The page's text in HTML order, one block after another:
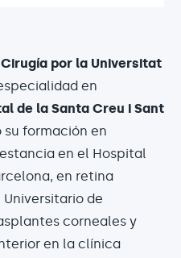
por la Universitat
en
de la Santa Creu i Sant
su formación en
en el Hospital
en retina
de
corneales y
en la clínica